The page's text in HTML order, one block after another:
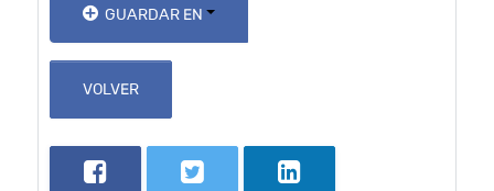
GUARDAR EN
VOLVER